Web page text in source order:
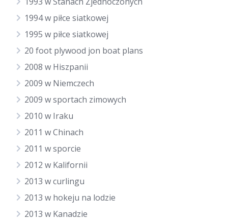
1994 w piłce siatkowej
1995 w piłce siatkowej
20 foot plywood jon boat plans
2008 w Hiszpanii
2009 w Niemczech
2009 w sportach zimowych
2010 w Iraku
2011 w Chinach
2011 w sporcie
2012 w Kalifornii
2013 w curlingu
2013 w hokeju na lodzie
2013 w Kanadzie